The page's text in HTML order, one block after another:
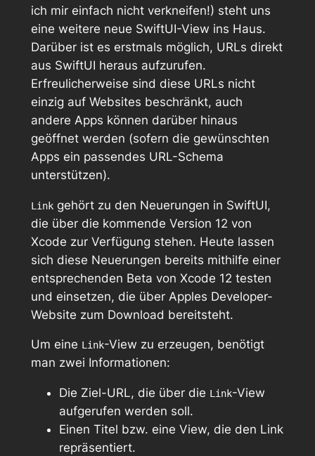
ich mir einfach nicht verkneifen!) steht uns
eine weitere neue SwiftUI-View ins Haus.
Darüber ist es erstmals möglich, URLs direkt
aus SwiftUI heraus aufzurufen.
Erfreulicherweise sind diese URLs nicht
einzig auf Websites beschränkt, auch
andere Apps können darüber hinaus
geöffnet werden (sofern die gewünschten
Apps ein passendes URL-Schema
unterstützen).
Linkgehört zu den Neuerungen in SwiftUI,
die über die kommende Version 12 von
Xcode zur Verfügung stehen. Heute lassen
sich diese Neuerungen bereits mithilfe einer
entsprechenden Beta von Xcode 12 testen
und einsetzen, die über Apples Developer-
Website zum Download bereitsteht.
Um eine Link-View zu erzeugen, benötigt
man zwei Informationen:
Die Ziel-URL, die über die Link-View
aufgerufen werden soll.
Einen Titel bzw. eine View, die den Link
repräsentiert.